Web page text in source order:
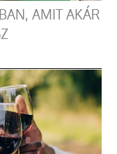
AMIT AKÁR